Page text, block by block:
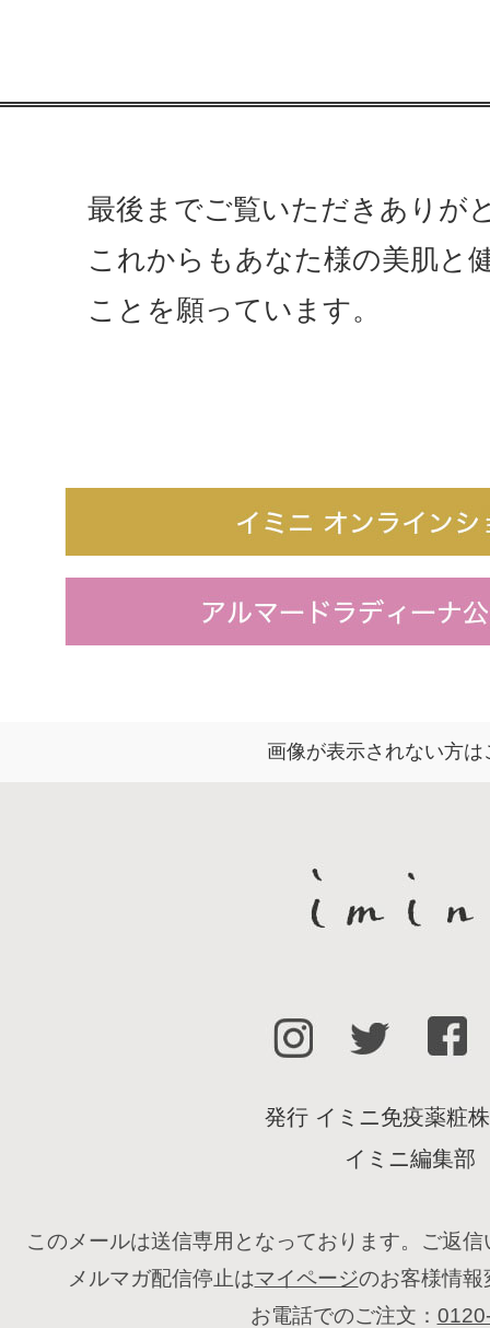
最後までご覧いただきありが
これからもあなた様の美肌と
ことを願っています。
画像が表示されない方は
発行 イミニ免疫薬粧
イミニ編集部
このメールは送信専用となっております。ご返
メルマガ配信停止はマイページのお客様情報
お電話でのご注文：